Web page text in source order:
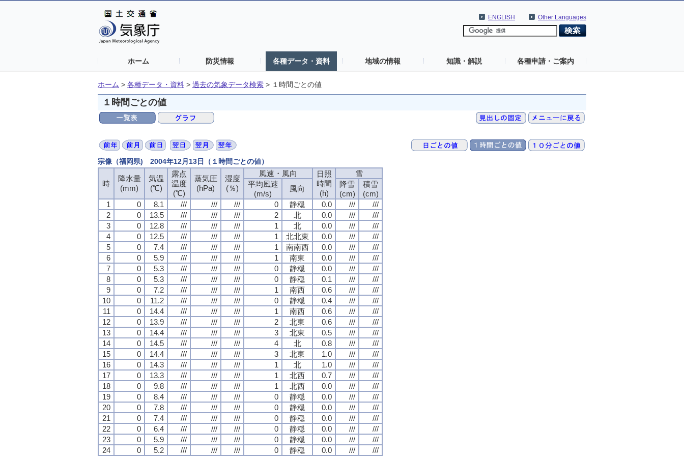
Other Languages
ENGLISH
ホーム 防災情報 各種データ・資料 地域の情報 知識・解説 各種申請・ご案内
ホーム > 各種データ・資料 > 過去の気象データ検索 > １時間ごとの値
１時間ごとの値
宗像（福岡県) 2004年12月13日（１時間ごとの値）
時
降水量
(mm)
気温
(℃)
露点
温度
(℃)
蒸気圧
(hPa)
湿度
(％)
風速・風向
日照
時間
(h)
雪
平均風速
(m/s)
風向
降雪
(cm)
積雪
(cm)
1
0 8.1 /// /// /// 0 静穏 0.0 ///
///
2
0 13.5 /// /// /// 2 北 0.0 ///
///
3
0 12.8 /// /// /// 1 北 0.0 ///
///
4
0 12.5 /// /// /// 1 北北東 0.0 ///
///
5
0 7.4 /// /// /// 1 南南西 0.0 ///
///
6
0 5.9 /// /// /// 1 南東 0.0 ///
///
7
0 5.3 /// /// /// 0 静穏 0.0 ///
///
8
0 5.3 /// /// /// 0 静穏 0.1 ///
///
9
0 7.2 /// /// /// 1 南西 0.6 ///
///
10
0 11.2 /// /// /// 0 静穏 0.4 ///
///
11
0 14.4 /// /// /// 1 南西 0.6 ///
///
12
0 13.9 /// /// /// 2 北東 0.6 ///
///
13
0 14.4 /// /// /// 3 北東 0.5 ///
///
14
0 14.5 /// /// /// 4 北 0.8 ///
///
15
0 14.4 /// /// /// 3 北東 1.0 ///
///
16
0 14.3 /// /// /// 1 北 1.0 ///
///
17
0 13.3 /// /// /// 1 北西 0.7 ///
///
18
0 9.8 /// /// /// 1 北西 0.0 ///
///
19
0 8.4 /// /// /// 0 静穏 0.0 ///
///
20
0 7.8 /// /// /// 0 静穏 0.0 ///
///
21
0 7.4 /// /// /// 0 静穏 0.0 ///
///
22
0 6.4 /// /// /// 0 静穏 0.0 ///
///
23
0 5.9 /// /// /// 0 静穏 0.0 ///
///
24
0 5.2 /// /// /// 0 静穏 0.0 /// ///